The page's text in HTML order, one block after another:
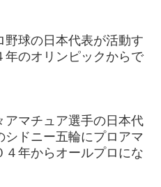
球の日本代表が活動す
年のオリンピックからで
アマチュア選手の日本代
ドニー五輪にプロアマ
年からオールプロにな